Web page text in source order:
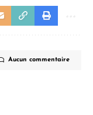
Aucun commentaire